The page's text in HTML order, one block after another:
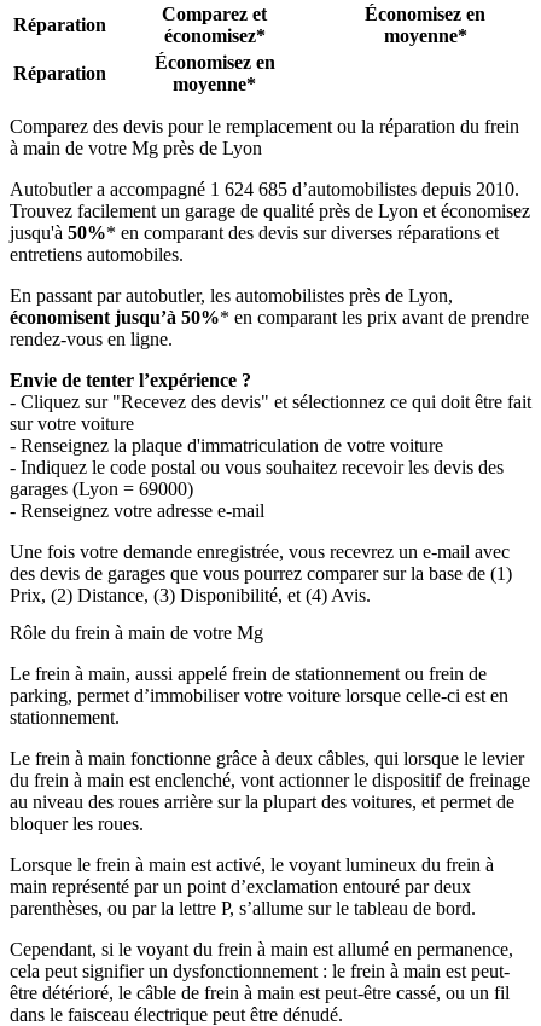
Réparation
Comparez et
économisez*
Économisez en
moyenne*
Réparation
Économisez en
moyenne*
Comparez des devis pour le remplacement ou la réparation du frein
à main de votre Mg près de Lyon
Autobutler a accompagné 1 624 685 d’automobilistes depuis 2010.
Trouvez facilement un garage de qualité près de Lyon et économisez
jusqu'à 50%* en comparant des devis sur diverses réparations et
entretiens automobiles.
En passant par autobutler, les automobilistes près de Lyon,
économisent jusqu’à 50%* en comparant les prix avant de prendre
rendez-vous en ligne.
Envie de tenter l’expérience ?
- Cliquez sur "Recevez des devis" et sélectionnez ce qui doit être fait
sur votre voiture
- Renseignez la plaque d'immatriculation de votre voiture
- Indiquez le code postal ou vous souhaitez recevoir les devis des
garages (Lyon = 69000)
- Renseignez votre adresse e-mail
Une fois votre demande enregistrée, vous recevrez un e-mail avec
des devis de garages que vous pourrez comparer sur la base de (1)
Prix, (2) Distance, (3) Disponibilité, et (4) Avis.
Rôle du frein à main de votre Mg
Le frein à main, aussi appelé frein de stationnement ou frein de
parking, permet d’immobiliser votre voiture lorsque celle-ci est en
stationnement.
Le frein à main fonctionne grâce à deux câbles, qui lorsque le levier
du frein à main est enclenché, vont actionner le dispositif de freinage
au niveau des roues arrière sur la plupart des voitures, et permet de
bloquer les roues.
Lorsque le frein à main est activé, le voyant lumineux du frein à
main représenté par un point d’exclamation entouré par deux
parenthèses, ou par la lettre P, s’allume sur le tableau de bord.
Cependant, si le voyant du frein à main est allumé en permanence,
cela peut signifier un dysfonctionnement : le frein à main est peut-
être détérioré, le câble de frein à main est peut-être cassé, ou un fil
dans le faisceau électrique peut être dénudé.